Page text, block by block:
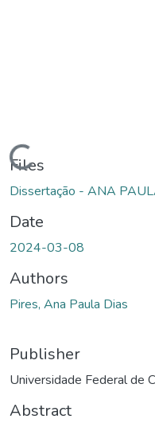
Loading...
Files
Dissertação - ANA
Date
2024-03-08
Authors
Pires, Ana Paula Dias
Publisher
Universidade Federal de
Abstract